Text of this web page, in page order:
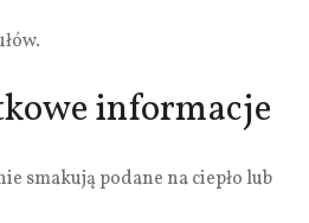
informacje
smakują podane na ciepło lub